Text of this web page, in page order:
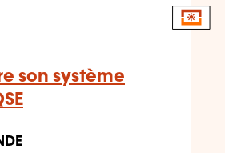
son système